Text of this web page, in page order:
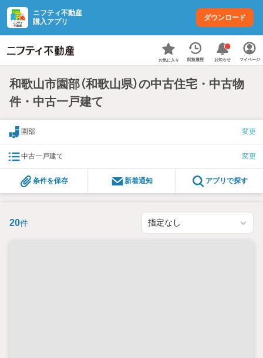
ニフティ不動産
購入アプリ
ダウンロード
お気に入り 閲覧履歴 お知らせ マイページ
和歌山市園部（和歌山県）の中古住宅・中古物
件・中古一戸建て
園部 変更
中古一戸建て 変更
条件を保存 新着通知 アプリで探す
20件